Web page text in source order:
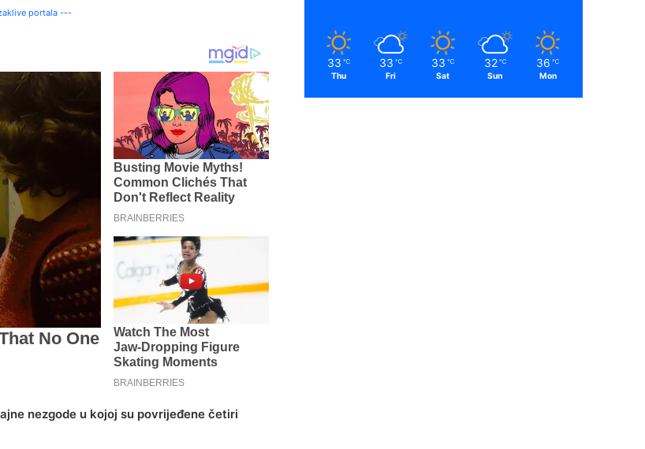
portala ---
nezgode u kojoj su povrijeđene četiri
33 ℃
Thu
33 ℃
Fri
33 ℃
Sat
32 ℃
Sun
36 ℃
Mon